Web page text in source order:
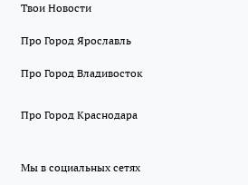
Твои Новости
Про Город Ярославль
Про Город Владивосток
Про Город Краснодара
Мы в социальных сетях